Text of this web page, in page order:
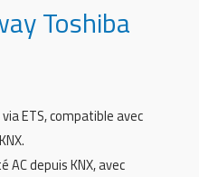
Toshiba
ETS, compatible avec
AC depuis KNX, avec